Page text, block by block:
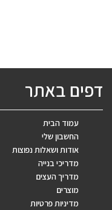
דפים באתר
עמוד הבית
החשבון שלי
אודות ושאלות נפוצות
מדריכי בנייה
מדריך העצים
מוצרים
מדיניות פרטיות